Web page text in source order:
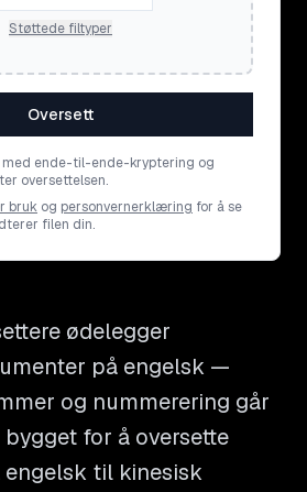
Støttede filtyper
Oversett
med ende-til-ende-kryptering og
oversettelsen.
bruk og personvernerklæring for å se
filen din.
ødelegger
på engelsk —
og nummerering går
for å oversette
til kinesisk